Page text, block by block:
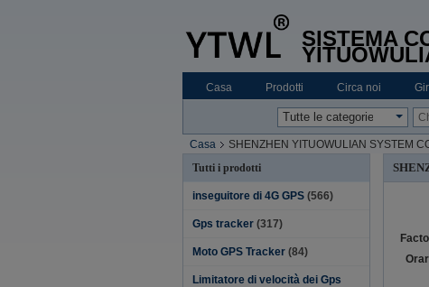
SISTEMA
Casa Prodotti Circa noi
Casa
SHENZHEN YITUOWULIAN SYSTEM
Tutti i prodotti
inseguitore di 4G GPS (566)
Gps tracker (317)
Moto GPS Tracker (84)
Limitatore di velocità dei Gps